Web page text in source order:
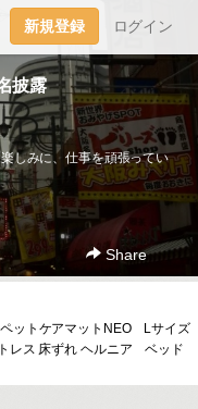
新規登録 ログイン
披露
しみに、仕事を頑張ってい
Share
ペットケアマットNEO Lサイズ
レス 床ずれ ヘルニア ベッド